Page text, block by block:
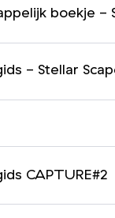
boekje -
- Stellar
CAPTURE#2